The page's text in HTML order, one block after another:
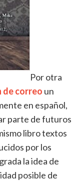
Por otra
de correo un
en español,
parte de futuros
libro textos
por los
la idea de
posible de